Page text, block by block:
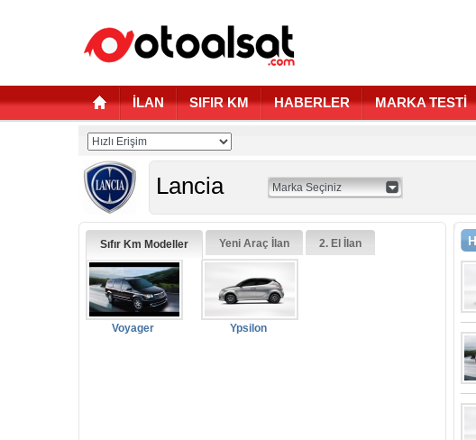
İLAN SIFIR KM HABERLER MARKA TESTİ
Lancia Marka Seçiniz
Sıfır Km Modeller Yeni Araç İlan 2. El İlan
Voyager Ypsilon